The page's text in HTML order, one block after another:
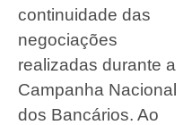
continuidade das
negociações
realizadas durante a
Campanha Nacional
dos Bancários. Ao